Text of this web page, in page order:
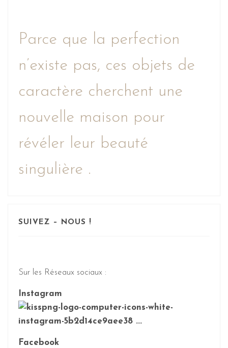
Parce que la perfection
n’existe pas, ces objets de
caractère cherchent une
nouvelle maison pour
révéler leur beauté
singulière .
SUIVEZ – NOUS !
Sur les Réseaux sociaux :
Instagram
Facebook